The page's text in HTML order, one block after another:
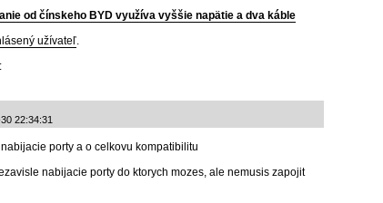
od čínskeho BYD využíva vyššie napätie a dva káble
užívateľ.
22:34:31
porty a o celkovu kompatibilitu
nabijacie porty do ktorych mozes, ale nemusis zapojit